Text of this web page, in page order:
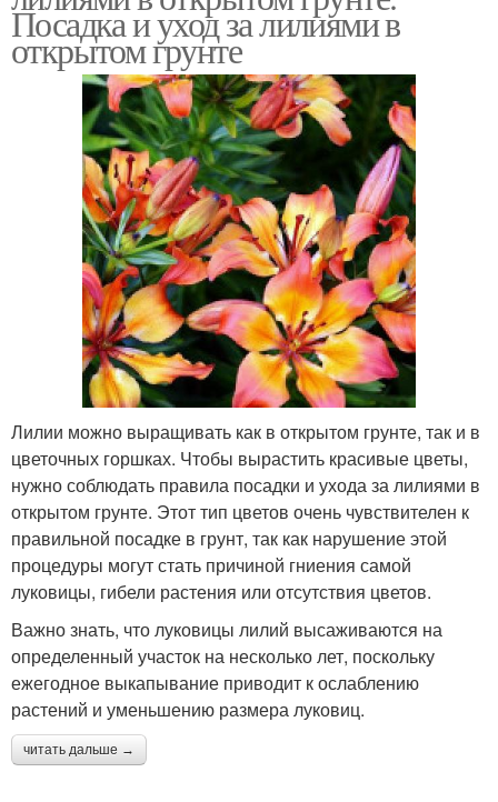
Посадка и уход за лилиями в
открытом грунте
Лилии можно выращивать как в открытом грунте, так и в
цветочных горшках. Чтобы вырастить красивые цветы,
нужно соблюдать правила посадки и ухода за лилиями в
открытом грунте. Этот тип цветов очень чувствителен к
правильной посадке в грунт, так как нарушение этой
процедуры могут стать причиной гниения самой
луковицы, гибели растения или отсутствия цветов.
Важно знать, что луковицы лилий высаживаются на
определенный участок на несколько лет, поскольку
ежегодное выкапывание приводит к ослаблению
растений и уменьшению размера луковиц.
читать дальше →